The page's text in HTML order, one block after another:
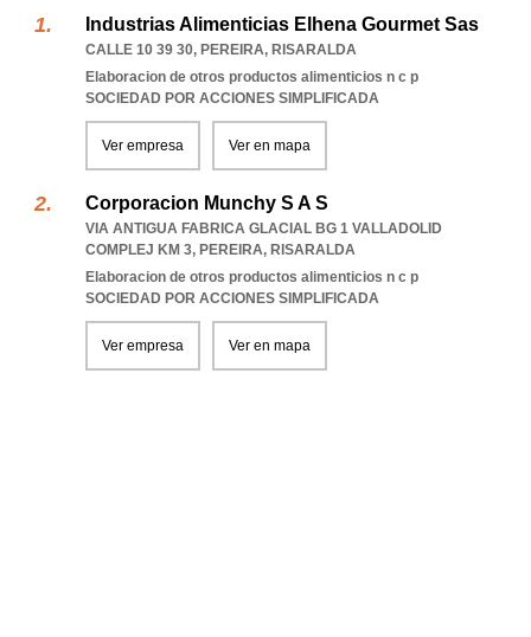
Industrias Alimenticias Elhena Gourmet Sas
CALLE 10 39 30, PEREIRA, RISARALDA
Elaboracion de otros productos alimenticios n c p
SOCIEDAD POR ACCIONES SIMPLIFICADA
Ver empresa Ver en mapa
Corporacion Munchy S A S
VIA ANTIGUA FABRICA GLACIAL BG 1 VALLADOLID
COMPLEJ KM 3, PEREIRA, RISARALDA
Elaboracion de otros productos alimenticios n c p
SOCIEDAD POR ACCIONES SIMPLIFICADA
Ver empresa Ver en mapa